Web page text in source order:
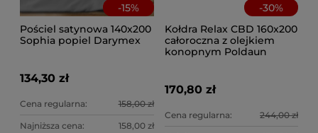
-15%
Pościel satynowa 140x200
Sophia popiel Darymex
134,30 zł
Cena regularna: 158,00 zł
Najniższa cena: 158,00 zł
-30%
Kołdra Relax CBD 160x200
całoroczna z olejkiem
konopnym Poldaun
170,80 zł
Cena regularna: 244,00 zł